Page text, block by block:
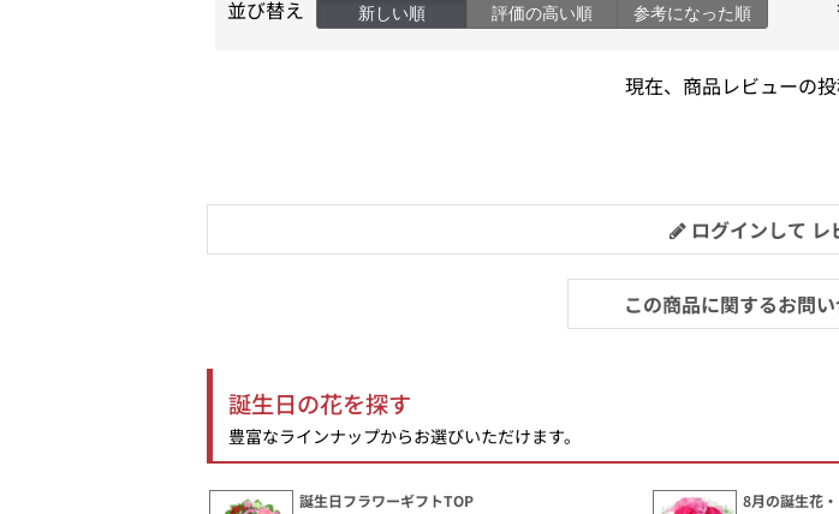
並び替え 新しい順 評価の高い順 参考になった順
現在、商品レビューの投
ログインして レ
この商品に関するお問
誕生日の花を探す
豊富なラインナップからお選びいただけます。
誕生日フラワーギフトTOP 8月の誕生花